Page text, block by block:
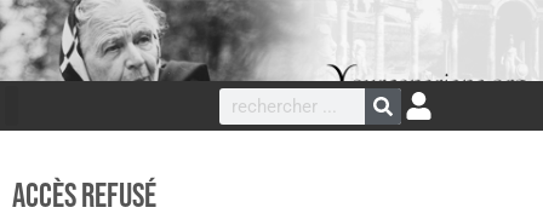
Accès refusé